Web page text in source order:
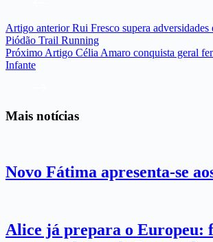
Artigo anteriorRui Fresco supera adversidades
Piódão Trail Running
Próximo Artigo Célia Amaro conquista geral
Infante
Mais notícias
Novo Fátima apresenta-se
Alice já prepara o Europeu: